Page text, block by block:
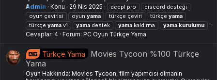
Admin
Konu 29 Nis 2025 deepl pro
discord desteği
oyun çevirisi
oyun yama türkçe çeviri türkçe yama
türkçe yama v1 yama destek yama kaldırma yama kurulumu
Cevaplar: 4 Forum: PC Oyun Türkçe Yama
Türkçe Yama
Movies Tycoon %100 Türkçe
Yama
Oyun Hakkında: Movies Tycoon, film yapımcısı olmanın